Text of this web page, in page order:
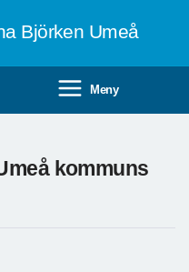
Björken Umeå
Meny
kommuns